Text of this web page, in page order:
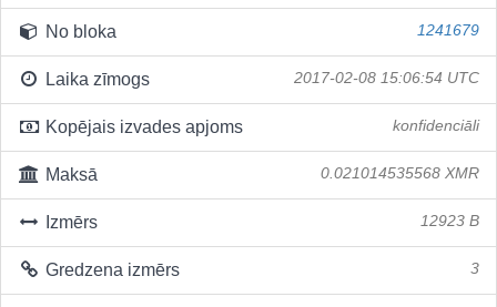
No bloka 1241679
Laika zīmogs 2017-02-08 15:06:54 UTC
Kopējais izvades apjoms konfidenciāli
Maksā 0.021014535568 XMR
Izmērs 12923 B
Gredzena izmērs 3